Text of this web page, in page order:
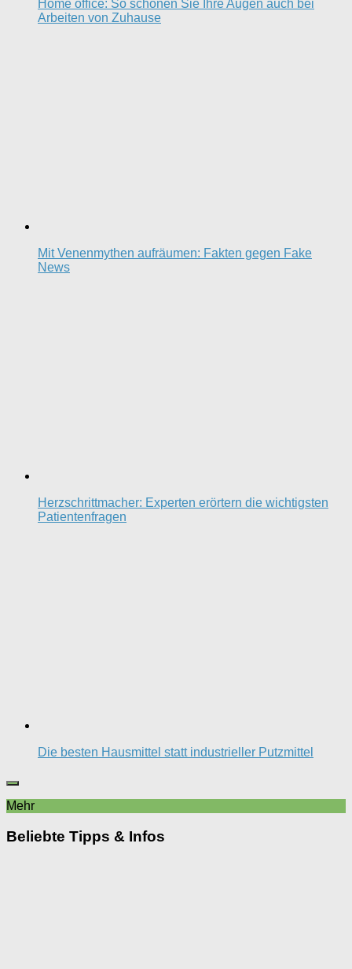
Home office: So schonen Sie Ihre Augen auch bei
Arbeiten von Zuhause
Mit Venenmythen aufräumen: Fakten gegen Fake
News
Herzschrittmacher: Experten erörtern die wichtigsten
Patientenfragen
Die besten Hausmittel statt industrieller Putzmittel
Mehr
Beliebte Tipps & Infos